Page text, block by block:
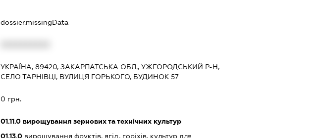
dossier.missingData
УКРАЇНА, 89420, ЗАКАРПАТСЬКА ОБЛ., УЖГОРОДСЬКИЙ Р-Н,
СЕЛО ТАРНІВЦІ, ВУЛИЦЯ ГОРЬКОГО, БУДИНОК 57
0 грн.
01.11.0 вирощування зернових та технічних культур
01.13.0 вирощування фруктів, ягід, горіхів, культур для